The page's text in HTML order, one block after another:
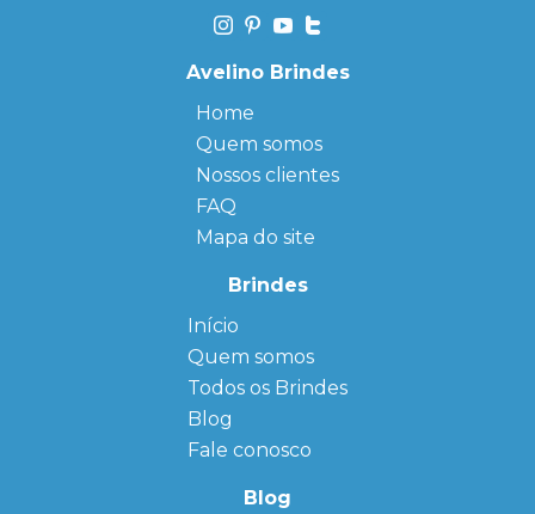
Avelino Brindes
Home
Quem somos
Nossos clientes
FAQ
Mapa do site
Brindes
Início
Quem somos
← Back
FAQ
Sitemap
Todos os Brindes
← Back
Agendas
Personalizadas
Personalizado
personalizados
Blog
Fale conosco
Blog